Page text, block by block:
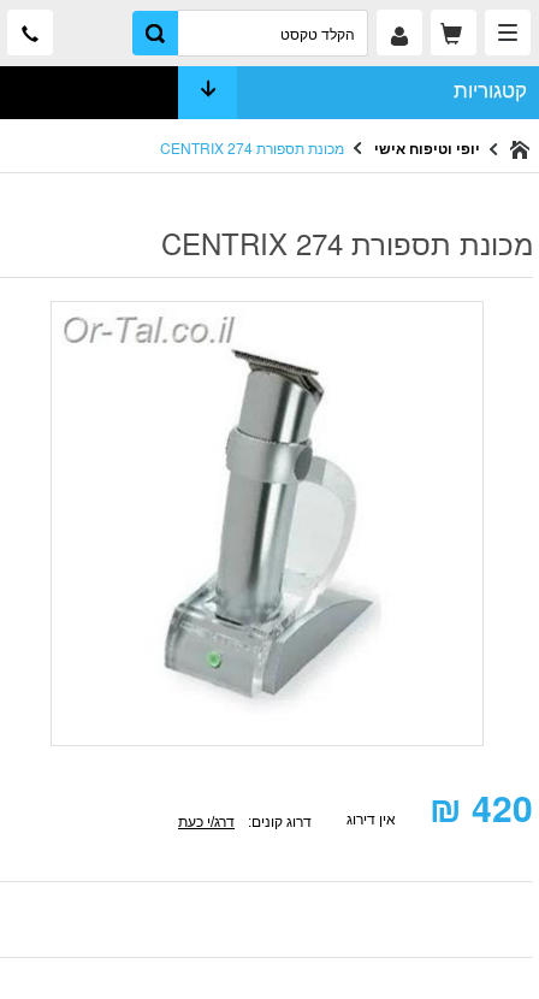
קטגוריות
יופי וטיפוח אישי מכונת תספורת 274 CENTRIX
מכונת תספורת 274 CENTRIX
420
₪ אין דירוג דרוג קונים: דרג/י כעת